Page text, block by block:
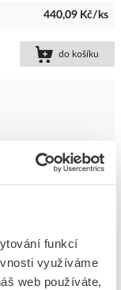
funkcí
využíváme
web používáte,
440,09 Kč/ks
do košíku